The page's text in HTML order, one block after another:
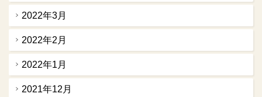
2022年3月
2022年2月
2022年1月
2021年12月